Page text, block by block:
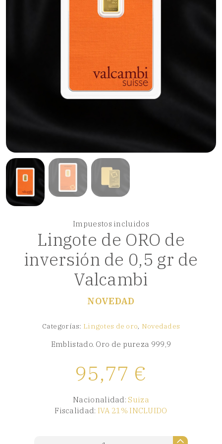
Lingote de ORO de
inversión de 0,5 gr de
Valcambi
NOVEDAD
95,77 €
Impuestos incluidos
Nacionalidad: Suiza
Fiscalidad: IVA 21% INCLUIDO
Emblistado. Oro de pureza 999,9
Categorías: Lingotes de oro, Novedades